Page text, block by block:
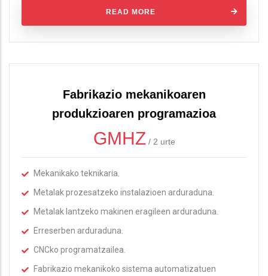
READ MORE
Fabrikazio mekanikoaren
produkzioaren programazioa
GMHZ/ 2 urte
Mekanikako teknikaria.
Metalak prozesatzeko instalazioen arduraduna.
Metalak lantzeko makinen eragileen arduraduna.
Erreserben arduraduna.
CNCko programatzailea.
Fabrikazio mekanikoko sistema automatizatuen